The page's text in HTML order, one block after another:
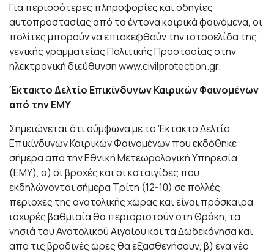
Για περισσότερες πληροφορίες και οδηγίες
αυτοπροστασίας από τα έντονα καιρικά φαινόμενα, οι
πολίτες μπορούν να επισκεφθούν την ιστοσελίδα της
γενικής γραμματείας Πολιτικής Προστασίας στην
ηλεκτρονική διεύθυνσηwww.civilprotection.gr.
Έκτακτο Δελτίο Επικίνδυνων Καιρικών Φαινομένων
από την ΕΜΥ
Σημειώνεται ότι σύμφωνα με το Έκτακτο Δελτίο
Επικίνδυνων Καιρικών Φαινομένων που εκδόθηκε
σήμερα από την Εθνική Μετεωρολογική Υπηρεσία
(ΕΜΥ), α) οι βροχές και οι καταιγίδες που
εκδηλώνονται σήμερα Τρίτη (12-10) σε πολλές
περιοχές της ανατολικής χώρας και είναι πρόσκαιρα
ισχυρές βαθμιαία θα περιοριστούν στη Θράκη, τα
νησιά του Ανατολικού Αιγαίου και τα Δωδεκάνησα και
από τις βραδινές ώρες θα εξασθενήσουν, β) ένα νέο